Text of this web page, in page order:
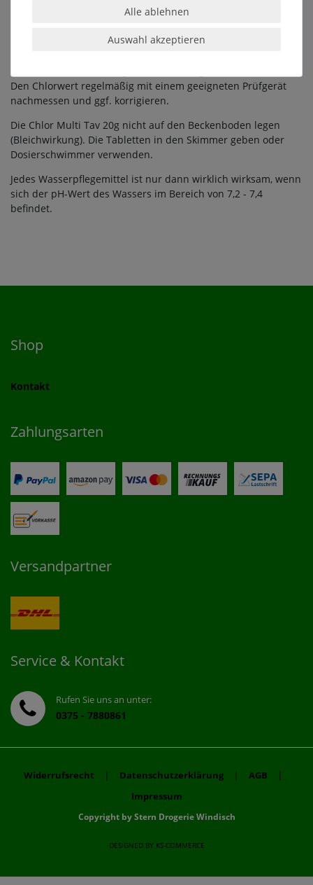
Der Verbauch an Chlor ist von mehreren Faktoren (u. a.
Den Chlorwert regelmäßig mit einem geeigneten Prüfgerät
nachmessen und ggf. korrigieren.
Die Chlor Multi Tav 20g nicht auf den Beckenboden legen
(Bleichwirkung). Die Tabletten in den Skimmer geben oder
Dosierschwimmer verwenden.
Jedes Wasserpflegemittel ist nur dann wirklich wirksam, wenn
sich der pH-Wert des Wassers im Bereich von 7,2 - 7,4
befindet.
Shop
Kontakt
Zahlungsarten
Versandpartner
Service & Kontakt
Rufen Sie uns an unter:
0375 - 7880861
Widerrufsrecht | Datenschutzerklärung | AGB |
Impressum
Copyright by Stern Drogerie Windisch
DESIGNED BY KS-COMMERCE
Alle ablehnen
Auswahl akzeptieren